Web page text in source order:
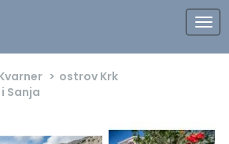
ostrov Krk
Sanja